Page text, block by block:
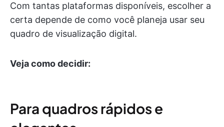
Com tantas plataformas disponíveis, escolher a
certa depende de como você planeja usar seu
quadro de visualização digital.
Veja como decidir:
Para quadros rápidos e